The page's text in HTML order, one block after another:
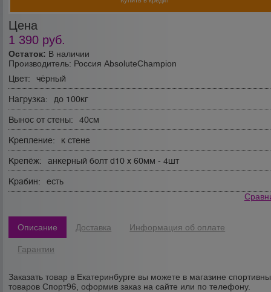
Остаток: В наличии
Производитель: Россия AbsoluteChampion
Цвет:
чёрный
Нагрузка: до 100кг
Вынос от стены: 40см
Крепление: к стене
Крепёж: анкерный болт d10 х 60мм - 4шт
Крабин: есть
Цена
1 390 руб.
Описание Доставка Информация об оплате
Гарантии
Заказать товар в Екатеринбурге вы можете в магазине
товаров Спорт96, оформив заказ на сайте или по телефону.